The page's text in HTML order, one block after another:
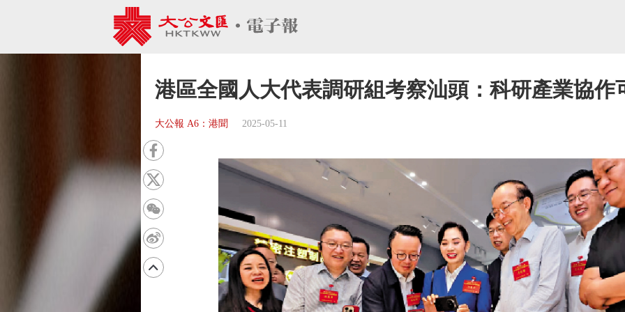
港區全國人大代表調研組考察汕頭：科研產業協作
大公報 A6：港聞 2025-05-11